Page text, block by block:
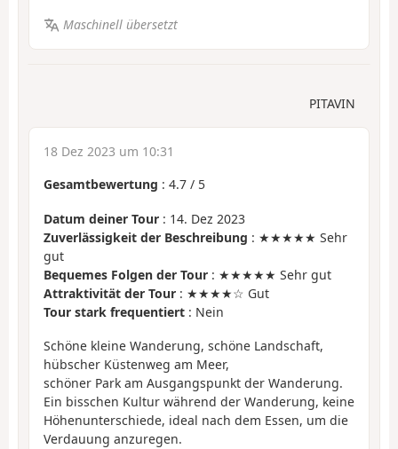
Maschinell übersetzt
PITAVIN
18 Dez 2023 um 10:31
Gesamtbewertung : 4.7 / 5
Datum deiner Tour : 14. Dez 2023
Zuverlässigkeit der Beschreibung : ★★★★★ Sehr
gut
Bequemes Folgen der Tour : ★★★★★ Sehr gut
Attraktivität der Tour : ★★★★☆ Gut
Tour stark frequentiert : Nein
Schöne kleine Wanderung, schöne Landschaft,
hübscher Küstenweg am Meer,
schöner Park am Ausgangspunkt der Wanderung.
Ein bisschen Kultur während der Wanderung, keine
Höhenunterschiede, ideal nach dem Essen, um die
Verdauung anzuregen.